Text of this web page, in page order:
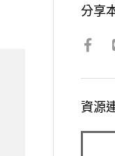
分享
資源